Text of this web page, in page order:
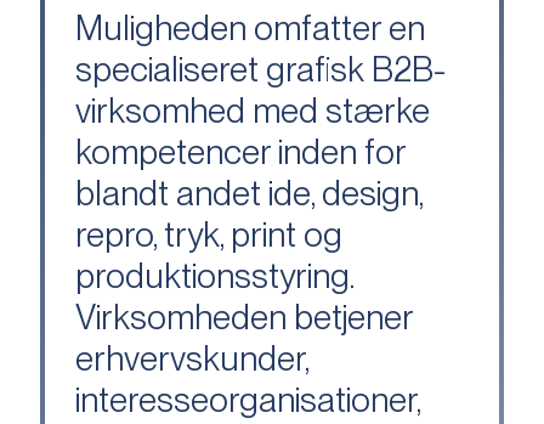
Muligheden omfatter en
specialiseret grafisk B2B-
virksomhed med stærke
kompetencer inden for
blandt andet ide, design,
repro, tryk, print og
produktionsstyring.
Virksomheden betjener
erhvervskunder,
interesseorganisationer,